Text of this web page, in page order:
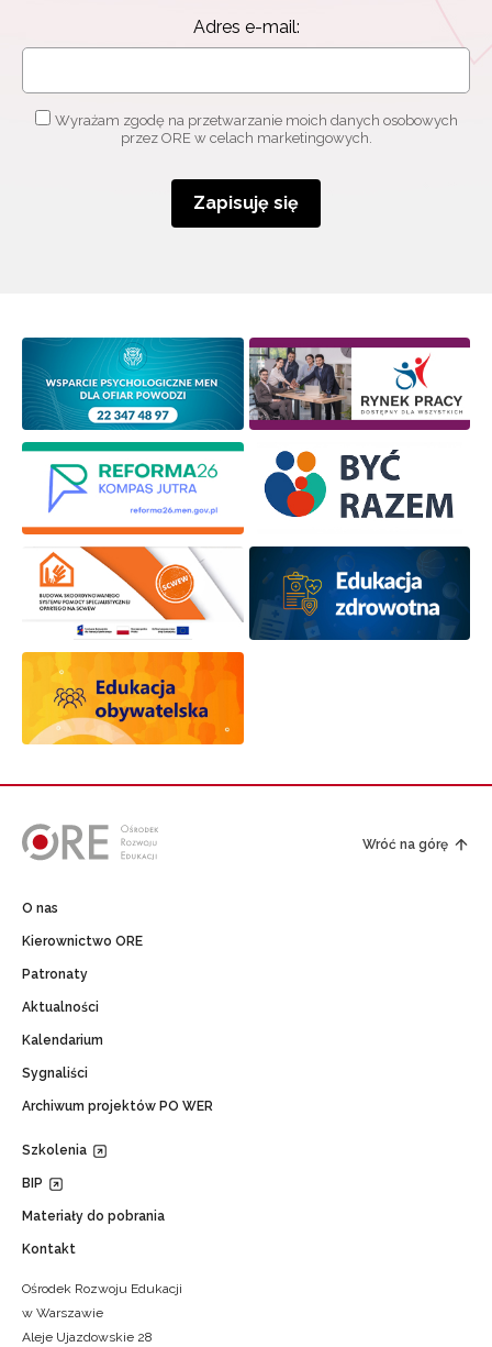
Adres e-mail:
Wyrażam zgodę na przetwarzanie moich danych osobowych
przez ORE w celach marketingowych.
Zapisuję się
Wróć na górę
O nas
Kierownictwo ORE
Patronaty
Aktualności
Kalendarium
Sygnaliści
Archiwum projektów PO WER
Szkolenia
BIP
Materiały do pobrania
Kontakt
Ośrodek Rozwoju Edukacji
w Warszawie
Aleje Ujazdowskie 28
informacjami
o szkoleniach i programach.
Adres e-mail:
Wyrażam zgodę na przetwarzanie moich danych
osobowych przez ORE w celach marketingowych.
Zapisuję się